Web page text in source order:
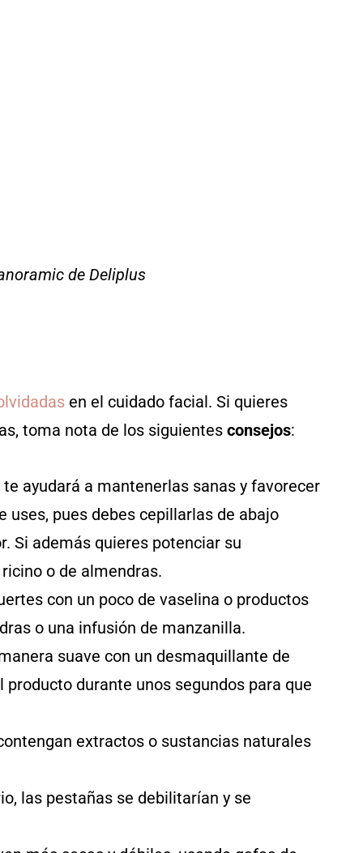
de Deliplus
en el cuidado facial. Si quieres
toma nota de los siguientes consejos:
te ayudará a mantenerlas sanas y favorecer
pues debes cepillarlas de abajo
Si además quieres potenciar su
o de almendras.
con un poco de vaselina o productos
o una infusión de manzanilla.
suave con un desmaquillante de
durante unos segundos para que
extractos o sustancias naturales
las pestañas se debilitarían y se